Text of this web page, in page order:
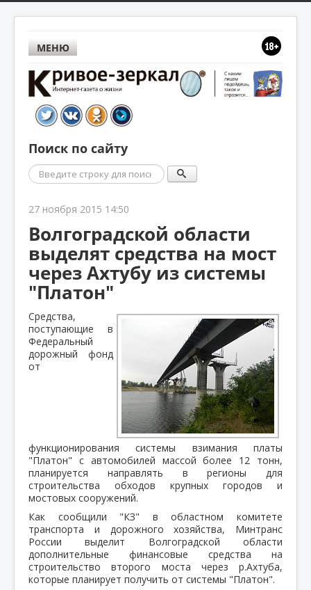
МЕНЮ
Поиск по сайту
Поиск
27 ноября 2015 14:50
Волгоградской области
выделят средства на мост
через Ахтубу из системы
"Платон"
Средства,
поступающие в
Федеральный
дорожный фонд
от
функционирования системы взимания платы
"Платон" с автомобилей массой более 12 тонн,
планируется направлять в регионы для
строительства обходов крупных городов и
мостовых сооружений.
Как сообщили "КЗ" в областном комитете
транспорта и дорожного хозяйства, Минтранс
России выделит Волгоградской области
дополнительные финансовые средства на
строительство второго моста через р.Ахтуба,
которые планирует получить от системы "Платон".